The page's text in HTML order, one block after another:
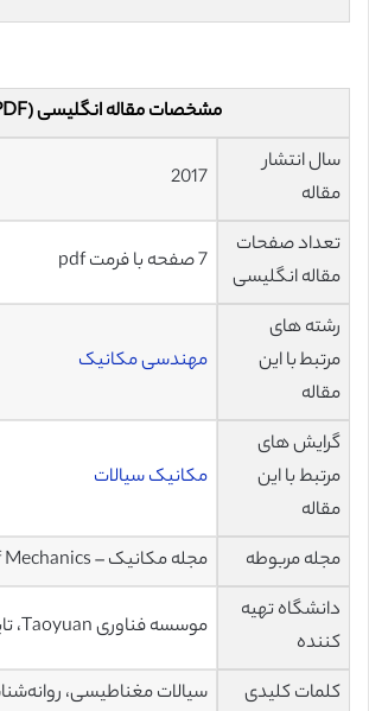
مشخصات مقاله انگلیسی (PDF)
سال انتشار
مقاله
2017
تعداد صفحات
مقاله انگلیسی
7 صفحه با فرمت pdf
رشته های
مرتبط با این
مقاله
مهندسی مکانیک
گرایش های
مرتبط با این
مقاله
مکانیک سیالات
مجله مربوطه
مجله مکانیک – Journal of Mechanics
دانشگاه تهیه
کننده
موسسه فناوری Taoyuan، تایوان
کلمات کلیدی
سیالات مغناطیسی،